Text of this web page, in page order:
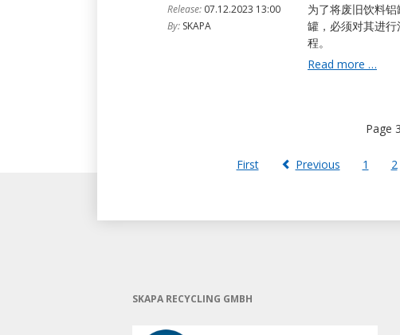
Release: 07.12.2023 13:00
By: SKAPA
为了将废旧饮料
罐，必须对其进
程。
Read more …
罐
Page
First Previous 1 2
SKAPA RECYCLING GMBH